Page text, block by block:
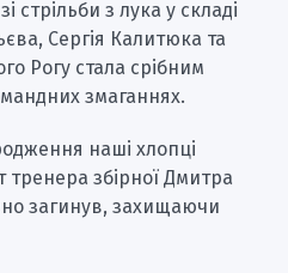
стрільби з лука у складі
Сергія Калитюка та
Рогу стала срібним
змаганнях.
наші хлопці
збірної Дмитра
загинув, захищаючи